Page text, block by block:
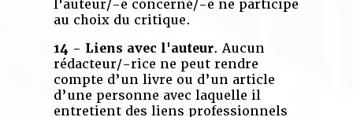
l'auteur/-e concerné/-e ne participe
au choix du critique.
14 - Liens avec l'auteur. Aucun
rédacteur/-rice ne peut rendre
compte d’un livre ou d’un article
d’une personne avec laquelle il
entretient des liens professionnels